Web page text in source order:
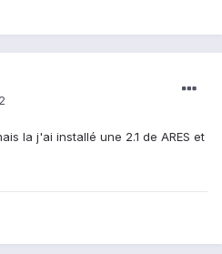
la j'ai installé une 2.1 de ARES et